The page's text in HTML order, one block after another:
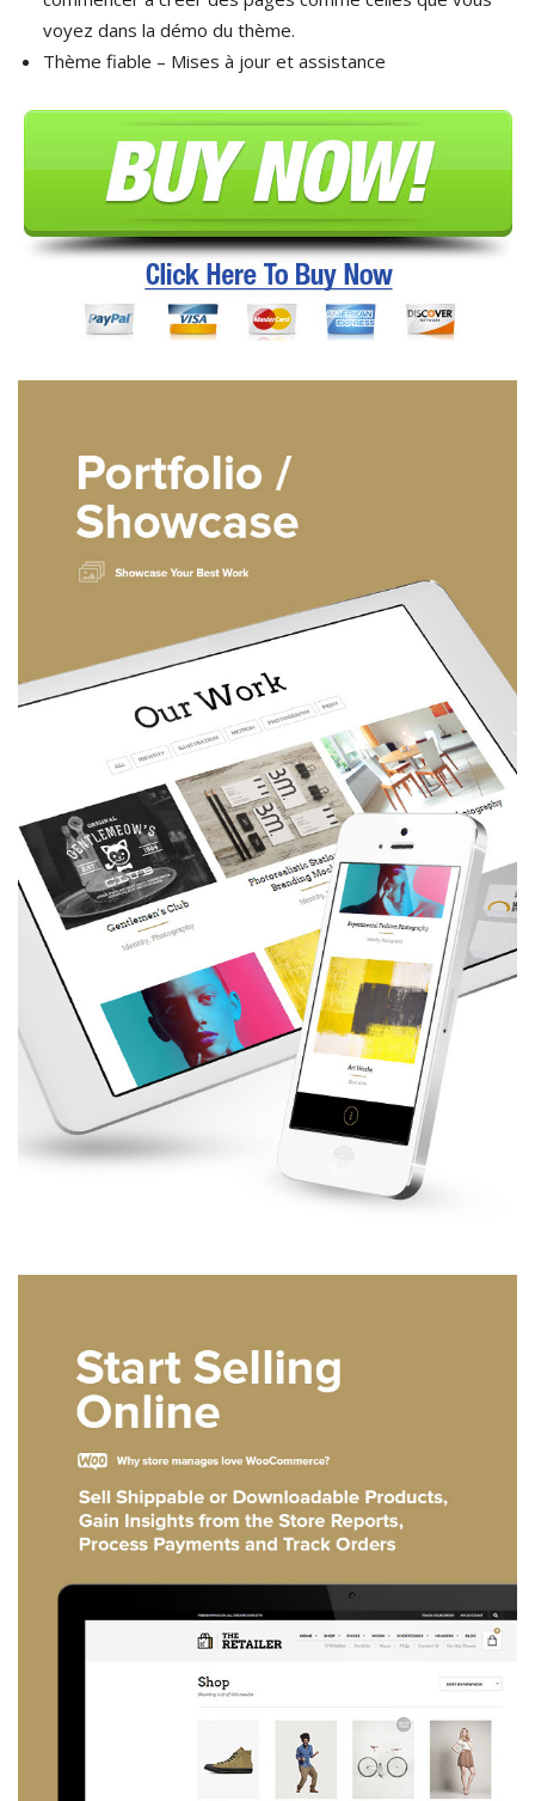
voyez dans la démo du thème.
Thème fiable – Mises à jour et assistance